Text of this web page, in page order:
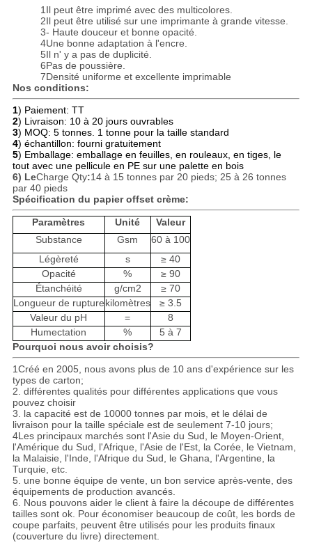
1Il peut être imprimé avec des multicolores.
2Il peut être utilisé sur une imprimante à grande vitesse.
3- Haute douceur et bonne opacité.
4Une bonne adaptation à l'encre.
5Il n' y a pas de duplicité.
6Pas de poussière.
7Densité uniforme et excellente imprimable
Nos conditions:
1) Paiement: TT
2) Livraison: 10 à 20 jours ouvrables
3) MOQ: 5 tonnes. 1 tonne pour la taille standard
4) échantillon: fourni gratuitement
5) Emballage: emballage en feuilles, en rouleaux, en tiges, le
tout avec une pellicule en PE sur une palette en bois
6) LeCharge Qty:14 à 15 tonnes par 20 pieds; 25 à 26 tonnes
par 40 pieds
Spécification du papier offset crème:
Paramètres Unité
Valeur
Substance
Gsm
60 à 100
Légèreté
s
≥ 40
Opacité
%
≥ 90
Étanchéité
g/cm2
≥ 70
Longueur de rupturekilomètres
≥ 3.5
Valeur du pH
=
8
Humectation
%
5 à 7
Pourquoi nous avoir choisis?
1Créé en 2005, nous avons plus de 10 ans d'expérience sur les
types de carton;
2. différentes qualités pour différentes applications que vous
pouvez choisir
3. la capacité est de 10000 tonnes par mois, et le délai de
livraison pour la taille spéciale est de seulement 7-10 jours;
4Les principaux marchés sont l'Asie du Sud, le Moyen-Orient,
l'Amérique du Sud, l'Afrique, l'Asie de l'Est, la Corée, le Vietnam,
la Malaisie, l'Inde, l'Afrique du Sud, le Ghana, l'Argentine, la
Turquie, etc.
5. une bonne équipe de vente, un bon service après-vente, des
équipements de production avancés.
6. Nous pouvons aider le client à faire la découpe de différentes
tailles sont ok. Pour économiser beaucoup de coût, les bords de
coupe parfaits, peuvent être utilisés pour les produits finaux
(couverture du livre) directement.